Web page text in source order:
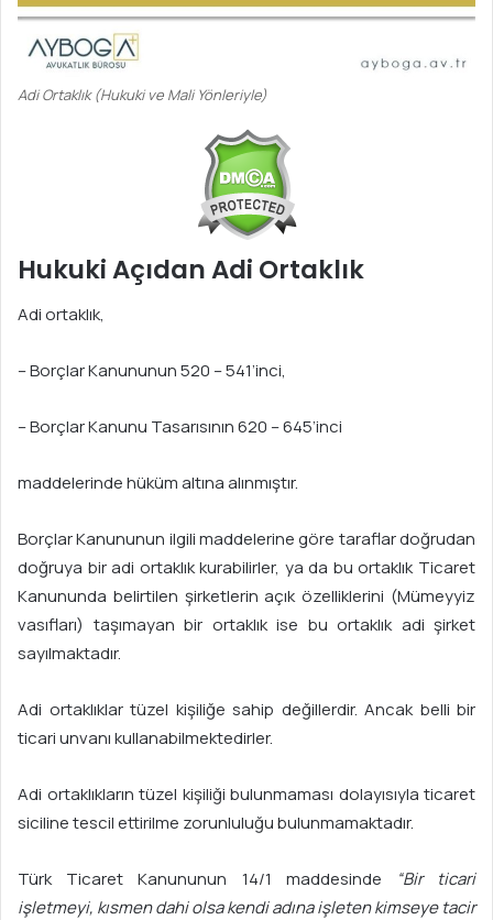
Adi Ortaklık (Hukuki ve Mali Yönleriyle)
Hukuki Açıdan Adi Ortaklık
Adi ortaklık,
– Borçlar Kanununun 520 – 541’inci,
– Borçlar Kanunu Tasarısının 620 – 645’inci
maddelerinde hüküm altına alınmıştır.
Borçlar Kanununun ilgili maddelerine göre taraflar doğrudan
doğruya bir adi ortaklık kurabilirler, ya da bu ortaklık Ticaret
Kanununda belirtilen şirketlerin açık özelliklerini (Mümeyyiz
vasıfları) taşımayan bir ortaklık ise bu ortaklık adi şirket
sayılmaktadır.
Adi ortaklıklar tüzel kişiliğe sahip değillerdir. Ancak belli bir
ticari unvanı kullanabilmektedirler.
Adi ortaklıkların tüzel kişiliği bulunmaması dolayısıyla ticaret
siciline tescil ettirilme zorunluluğu bulunmamaktadır.
Türk Ticaret Kanununun 14/1 maddesinde
“Bir ticari
işletmeyi, kısmen dahi olsa kendi adına işleten kimseye tacir